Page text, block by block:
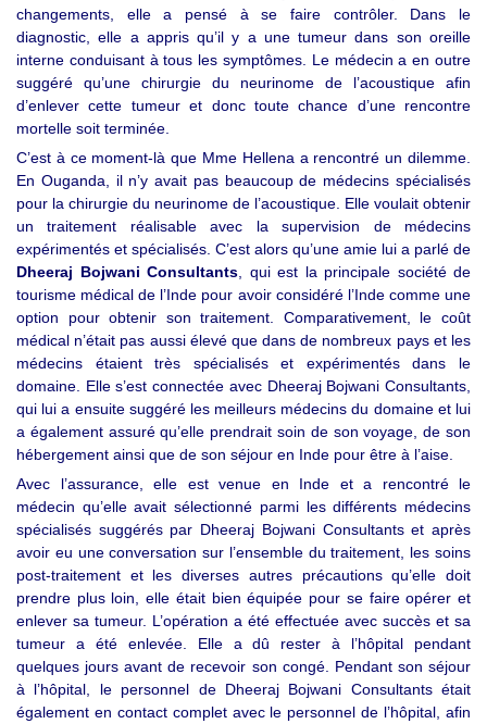
changements, elle a pensé à se faire contrôler. Dans le
diagnostic, elle a appris qu’il y a une tumeur dans son oreille
interne conduisant à tous les symptômes. Le médecin a en outre
suggéré qu’une chirurgie du neurinome de l’acoustique afin
d’enlever cette tumeur et donc toute chance d’une rencontre
mortelle soit terminée.
C’est à ce moment-là que Mme Hellena a rencontré un dilemme.
En Ouganda, il n’y avait pas beaucoup de médecins spécialisés
pour la chirurgie du neurinome de l’acoustique. Elle voulait obtenir
un traitement réalisable avec la supervision de médecins
expérimentés et spécialisés. C’est alors qu’une amie lui a parlé de
Dheeraj Bojwani Consultants, qui est la principale société de
tourisme médical de l’Inde pour avoir considéré l’Inde comme une
option pour obtenir son traitement. Comparativement, le coût
médical n’était pas aussi élevé que dans de nombreux pays et les
médecins étaient très spécialisés et expérimentés dans le
domaine. Elle s’est connectée avec Dheeraj Bojwani Consultants,
qui lui a ensuite suggéré les meilleurs médecins du domaine et lui
a également assuré qu’elle prendrait soin de son voyage, de son
hébergement ainsi que de son séjour en Inde pour être à l’aise.
Avec l’assurance, elle est venue en Inde et a rencontré le
médecin qu’elle avait sélectionné parmi les différents médecins
spécialisés suggérés par Dheeraj Bojwani Consultants et après
avoir eu une conversation sur l’ensemble du traitement, les soins
post-traitement et les diverses autres précautions qu’elle doit
prendre plus loin, elle était bien équipée pour se faire opérer et
enlever sa tumeur. L’opération a été effectuée avec succès et sa
tumeur a été enlevée. Elle a dû rester à l’hôpital pendant
quelques jours avant de recevoir son congé. Pendant son séjour
à l’hôpital, le personnel de Dheeraj Bojwani Consultants était
également en contact complet avec le personnel de l’hôpital, afin